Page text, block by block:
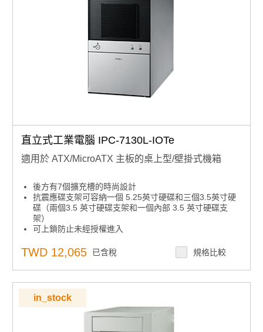
直立式工業電腦 IPC-7130L-IOTe
適用於 ATX/MicroATX 主板的桌上型/壁掛式機箱
後方有7個擴充槽的時尚設計
抗震應碟支架可容納一個 5.25英寸硬碟和三個3.5英寸硬
碟（兩個3.5 英寸硬碟支架和一個內部 3.5 英寸硬碟支
架）
可上鎖防止未經授權進入
具備電源和硬碟活動的LED指示燈
TWD 12,065 已含稅 規格比較
in_stock